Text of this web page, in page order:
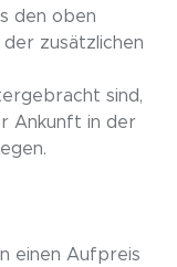
den oben
zusätzlichen
sind,
Ankunft in der
einen Aufpreis